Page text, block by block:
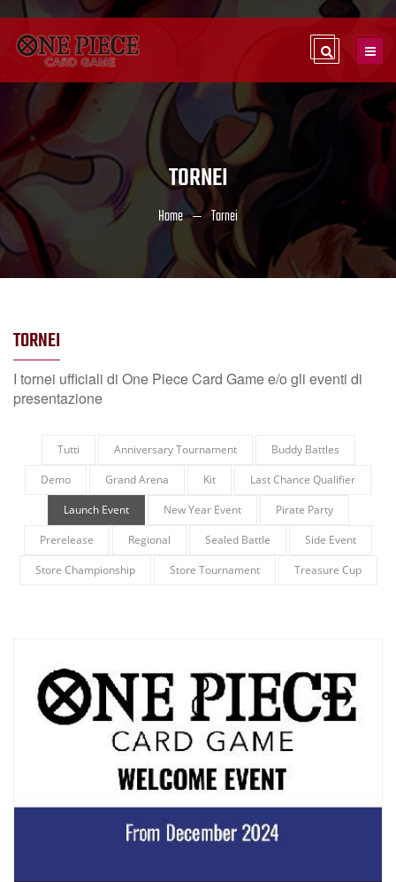
TORNEI
Home Tornei
TORNEI
I tornei ufficiali di One Piece Card Game e/o gli eventi di
presentazione
Tutti Anniversary Tournament
Buddy Battles
Demo
Grand Arena Kit
Last Chance Qualifier
Launch Event
New Year Event
Pirate Party
Prerelease
Regional Sealed Battle
Side Event
Store Championship
Store Tournament Treasure Cup